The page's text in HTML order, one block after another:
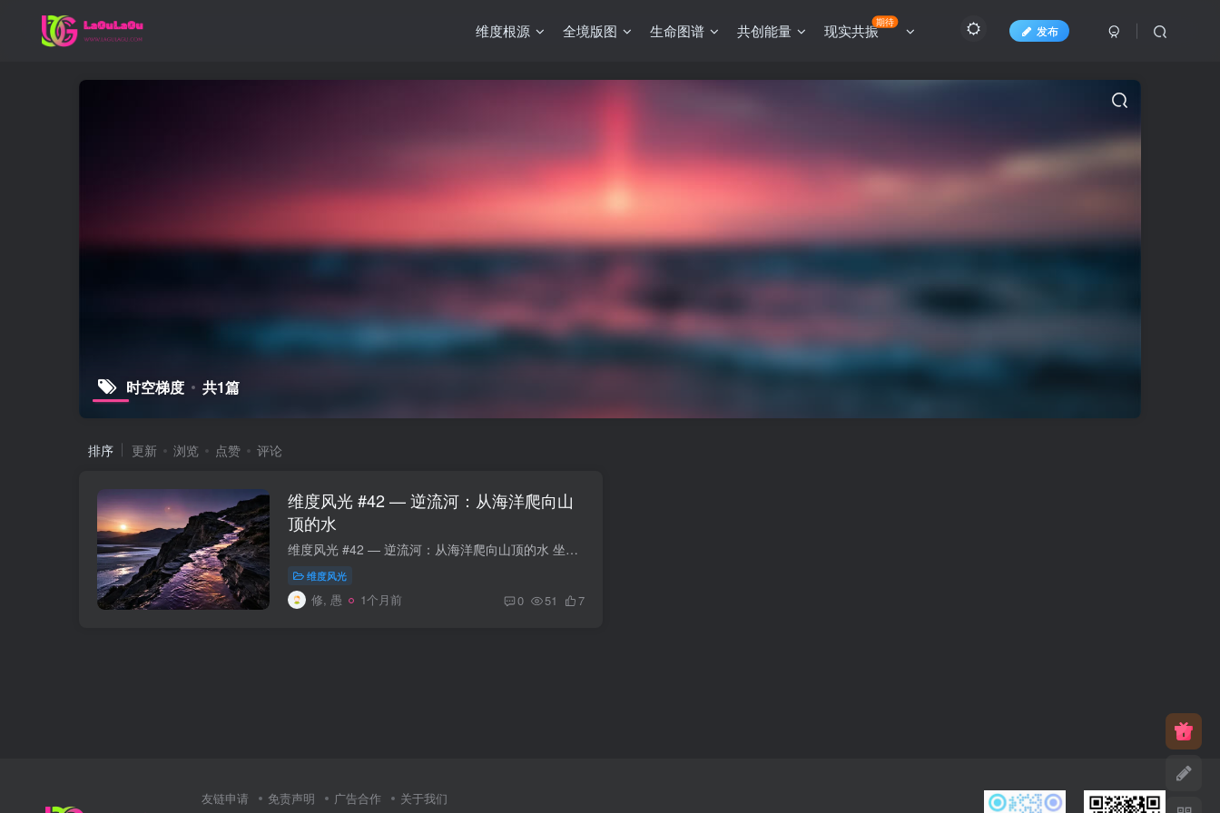
发布
维度根源 全境版图 生命图谱 共创能量 现实共振期待
时空梯度 共1篇
排序 更新 浏览 点赞 评论
维度风光 #42 — 逆流河：从海洋爬向山
顶的水
维度风光 #42 — 逆流河：从海洋爬向山顶的水 坐标维度：Σ-109 支线 / 逆流大裂谷 中段 · 观测点 7-A当地称呼：'倒水河'、'上山的水'——少数来访者更喜欢叫它'反骨河'观测时间：联合历第275...
维度风光
修, 愚 1个月前 0 51 7
友链申请 免责声明 广告合作 关于我们